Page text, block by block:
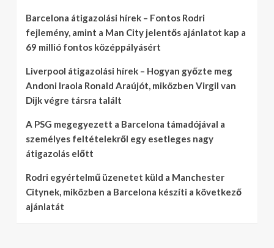
Barcelona átigazolási hírek – Fontos Rodri
fejlemény, amint a Man City jelentős ajánlatot kap a
69 millió fontos középpályásért
Liverpool átigazolási hírek – Hogyan győzte meg
Andoni Iraola Ronald Araújót, miközben Virgil van
Dijk végre társra talált
A PSG megegyezett a Barcelona támadójával a
személyes feltételekről egy esetleges nagy
átigazolás előtt
Rodri egyértelmű üzenetet küld a Manchester
Citynek, miközben a Barcelona készíti a következő
ajánlatát